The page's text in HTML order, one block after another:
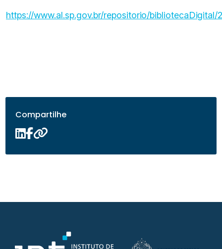
https://www.al.sp.gov.br/repositorio/bibliotecaDigital/
Compartilhe